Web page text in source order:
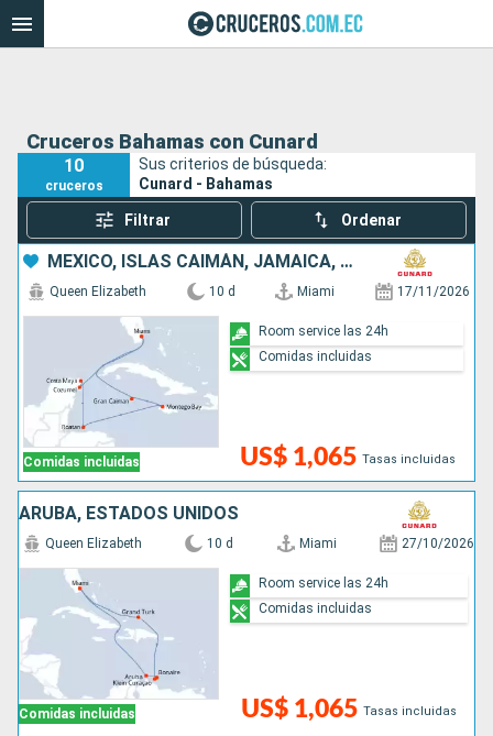
Cruceros Bahamas con Cunard
10
cruceros
Sus criterios de búsqueda:
Cunard - Bahamas
Filtrar Ordenar
MÉXICO, ISLAS CAIMÁN, JAMAICA, HONDURAS, ESTADOS UNIDOS
Comidas incluidas
Queen Elizabeth 10 d Miami 17/11/2026
US$ 1,065 Tasas incluidas
Room service las 24h
Comidas incluidas
ARUBA, ESTADOS UNIDOS
Comidas incluidas
Queen Elizabeth 10 d Miami 27/10/2026
US$ 1,065 Tasas incluidas
Room service las 24h
Comidas incluidas